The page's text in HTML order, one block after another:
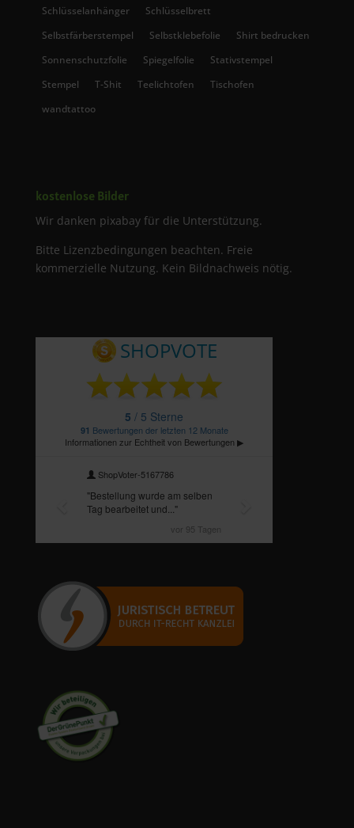
Schlüsselanhänger
Schlüsselbrett
Selbstfärberstempel
Selbstklebefolie
Shirt bedrucken
Sonnenschutzfolie
Spiegelfolie
Stativstempel
Stempel
T-Shit Teelichtofen
Tischofen
wandtattoo
kostenlose Bilder
Wir danken pixabay für die Unterstützung.
Bitte Lizenzbedingungen beachten. Freie
kommerzielle Nutzung. Kein Bildnachweis nötig.